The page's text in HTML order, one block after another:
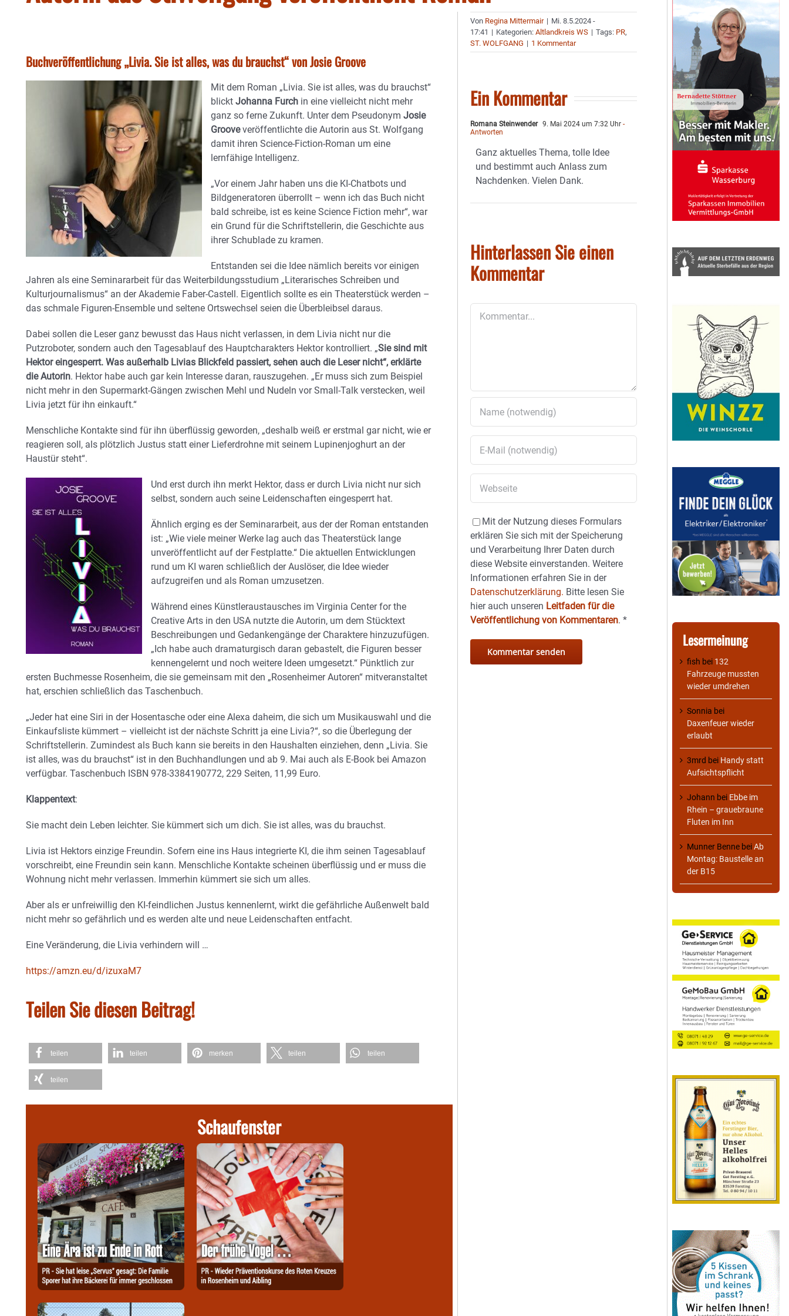
Buchveröffentlichung „Livia. Sie ist alles, was du brauchst“ von Josie Groove
Mit dem Roman „Livia. Sie ist alles, was du brauchst“
blickt Johanna Furch in eine vielleicht nicht mehr
ganz so ferne Zukunft. Unter dem Pseudonym Josie
Grooveveröffentlichte die Autorin aus St. Wolfgang
damit ihren Science-Fiction-Roman um eine
lernfähige Intelligenz.
„Vor einem Jahr haben uns die KI-Chatbots und
Bildgeneratoren überrollt – wenn ich das Buch nicht
bald schreibe, ist es keine Science Fiction mehr“, war
ein Grund für die Schriftstellerin, die Geschichte aus
ihrer Schublade zu kramen.
Entstanden sei die Idee nämlich bereits vor einigen
Jahren als eine Seminararbeit für das Weiterbildungsstudium „Literarisches Schreiben und
Kulturjournalismus“ an der Akademie Faber-Castell. Eigentlich sollte es ein Theaterstück werden –
das schmale Figuren-Ensemble und seltene Ortswechsel seien die Überbleibsel daraus.
Dabei sollen die Leser ganz bewusst das Haus nicht verlassen, in dem Livia nicht nur die
Putzroboter, sondern auch den Tagesablauf des Hauptcharakters Hektor kontrolliert. „Sie sind mit
Hektor eingesperrt. Was außerhalb Livias Blickfeld passiert, sehen auch die Leser nicht“, erklärte
die Autorin. Hektor habe auch gar kein Interesse daran, rauszugehen. „Er muss sich zum Beispiel
nicht mehr in den Supermarkt-Gängen zwischen Mehl und Nudeln vor Small-Talk verstecken, weil
Livia jetzt für ihn einkauft.“
Menschliche Kontakte sind für ihn überflüssig geworden, „deshalb weiß er erstmal gar nicht, wie er
reagieren soll, als plötzlich Justus statt einer Lieferdrohne mit seinem Lupinenjoghurt an der
Haustür steht“.
Und erst durch ihn merkt Hektor, dass er durch Livia nicht nur sich
selbst, sondern auch seine Leidenschaften eingesperrt hat.
Ähnlich erging es der Seminararbeit, aus der der Roman entstanden
ist: „Wie viele meiner Werke lag auch das Theaterstück lange
unveröffentlicht auf der Festplatte.“ Die aktuellen Entwicklungen
rund um KI waren schließlich der Auslöser, die Idee wieder
aufzugreifen und als Roman umzusetzen.
Während eines Künstleraustausches im Virginia Center for the
Creative Arts in den USA nutzte die Autorin, um dem Stücktext
Beschreibungen und Gedankengänge der Charaktere hinzuzufügen.
„Ich habe auch dramaturgisch daran gebastelt, die Figuren besser
kennengelernt und noch weitere Ideen umgesetzt.“ Pünktlich zur
ersten Buchmesse Rosenheim, die sie gemeinsam mit den „Rosenheimer Autoren“ mitveranstaltet
hat, erschien schließlich das Taschenbuch.
„Jeder hat eine Siri in der Hosentasche oder eine Alexa daheim, die sich um Musikauswahl und die
Einkaufsliste kümmert – vielleicht ist der nächste Schritt ja eine Livia?“, so die Überlegung der
Schriftstellerin. Zumindest als Buch kann sie bereits in den Haushalten einziehen, denn „Livia. Sie
ist alles, was du brauchst“ ist in den Buchhandlungen und ab 9. Mai auch als E-Book bei Amazon
verfügbar. Taschenbuch ISBN 978-3384190772, 229 Seiten, 11,99 Euro.
Klappentext:
Sie macht dein Leben leichter. Sie kümmert sich um dich. Sie ist alles, was du brauchst.
Livia ist Hektors einzige Freundin. Sofern eine ins Haus integrierte KI, die ihm seinen Tagesablauf
vorschreibt, eine Freundin sein kann. Menschliche Kontakte scheinen überflüssig und er muss die
Wohnung nicht mehr verlassen. Immerhin kümmert sie sich um alles.
Aber als er unfreiwillig den KI-feindlichen Justus kennenlernt, wirkt die gefährliche Außenwelt bald
nicht mehr so gefährlich und es werden alte und neue Leidenschaften entfacht.
Eine Veränderung, die Livia verhindern will …
https://amzn.eu/d/izuxaM7
Teilen Sie diesen Beitrag!
teilen teilen merken teilen teilen
teilen
Schaufenster
Von Regina Mittermair | Mi. 8.5.2024 -
17:41 | Kategorien:Altlandkreis WS | Tags: PR,
ST. WOLFGANG | 1 Kommentar
Ein Kommentar
Romana Steinwender 9. Mai 2024 um 7:32 Uhr -
Antworten
Ganz aktuelles Thema, tolle Idee
und bestimmt auch Anlass zum
Nachdenken. Vielen Dank.
Hinterlassen Sie einen
Kommentar
Mit der Nutzung dieses Formulars
erklären Sie sich mit der Speicherung
und Verarbeitung Ihrer Daten durch
diese Website einverstanden. Weitere
Informationen erfahren Sie in der
Datenschutzerklärung. Bitte lesen Sie
hier auch unseren Leitfaden für die
Veröffentlichung von Kommentaren.*
Lesermeinung
fish bei 132
Fahrzeuge mussten
wieder umdrehen
Sonnia bei
Daxenfeuer wieder
erlaubt
3mrd bei Handy statt
Aufsichtspflicht
Johann bei Ebbe im
Rhein – grauebraune
Fluten im Inn
Munner Benne beiAb
Montag: Baustelle an
der B15